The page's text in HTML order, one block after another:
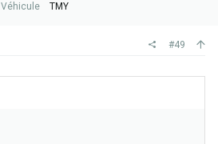
Véhicule TMY
#49